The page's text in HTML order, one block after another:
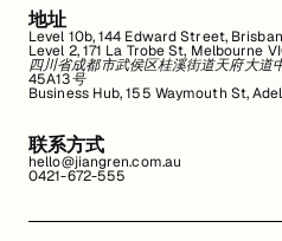
地址
Level 10b, 144 Edward Street,
Level 2, 171 La Trobe St, Melbourne
四川省成都市武侯区桂溪街道天府大
45A13号
Business Hub, 155 Waymouth St,
联系方式
hello@jiangren.com.au
0421-672-555